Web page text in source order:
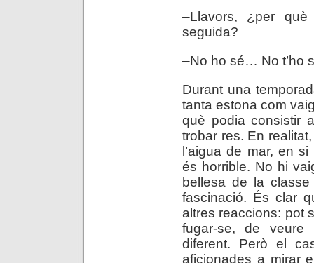
–Llavors, ¿per
seguida?
–No ho sé… No t’ho
Durant una
tanta estona com
què podia consistir
trobar res. En
l’aigua de mar, en
és horrible. No hi
bellesa de la
fascinació. És clar
altres reaccions: pot
fugar-se, de veure
diferent. Però el
aficionades a mirar